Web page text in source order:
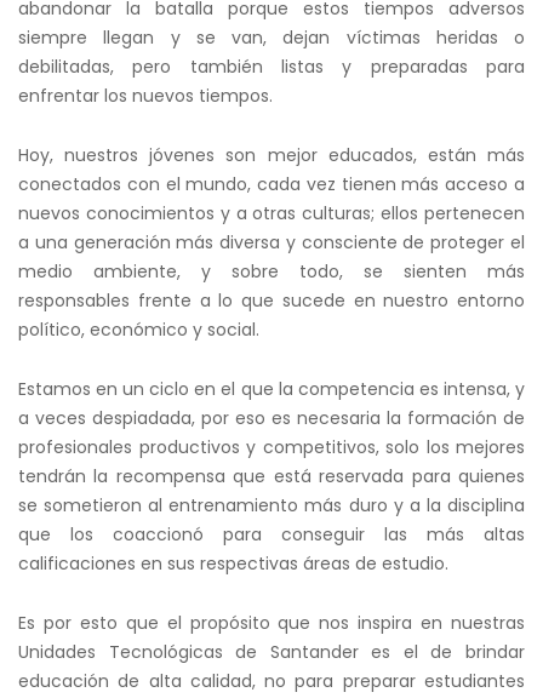
abandonar la batalla porque estos tiempos adversos
siempre llegan y se van, dejan víctimas heridas o
debilitadas, pero también listas y preparadas para
enfrentar los nuevos tiempos.
Hoy, nuestros jóvenes son mejor educados, están más
conectados con el mundo, cada vez tienen más acceso a
nuevos conocimientos y a otras culturas; ellos pertenecen
a una generación más diversa y consciente de proteger el
medio ambiente, y sobre todo, se sienten más
responsables frente a lo que sucede en nuestro entorno
político, económico y social.
Estamos en un ciclo en el que la competencia es intensa, y
a veces despiadada, por eso es necesaria la formación de
profesionales productivos y competitivos, solo los mejores
tendrán la recompensa que está reservada para quienes
se sometieron al entrenamiento más duro y a la disciplina
que los coaccionó para conseguir las más altas
calificaciones en sus respectivas áreas de estudio.
Es por esto que el propósito que nos inspira en nuestras
Unidades Tecnológicas de Santander es el de brindar
educación de alta calidad, no para preparar estudiantes